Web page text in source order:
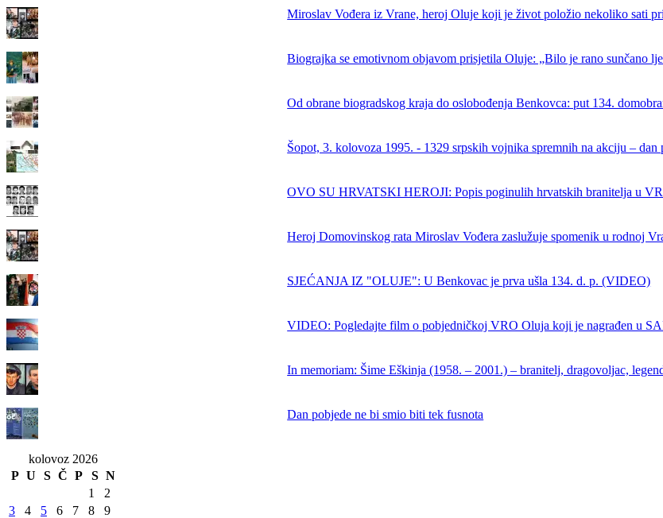
Miroslav Vođera iz Vrane, heroj Oluje koji je život položio nekoliko sati
Biograjka se emotivnom objavom prisjetila Oluje: „Bilo je rano sunčano
Od obrane biogradskog kraja do oslobođenja Benkovca: put 134.
Šopot, 3. kolovoza 1995. - 1329 srpskih vojnika spremnih na akciju – dan
OVO SU HRVATSKI HEROJI: Popis poginulih hrvatskih branitelja u
Heroj Domovinskog rata Miroslav Vođera zaslužuje spomenik u rodnoj
SJEĆANJA IZ "OLUJE": U Benkovac je prva ušla 134. d. p. (VIDEO)
VIDEO: Pogledajte film o pobjedničkoj VRO Oluja koji je nagrađen u
In memoriam: Šime Eškinja (1958. – 2001.) – branitelj, dragovoljac,
Dan pobjede ne bi smio biti tek fusnota
kolovoz 2026
P U S Č P S N
1
2
3
4 5 6 7 8
9